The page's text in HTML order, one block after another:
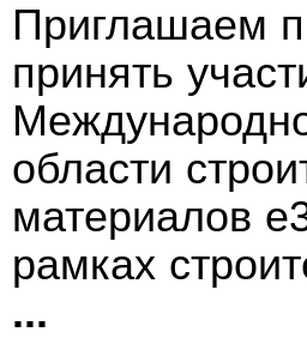
Приглашаем
принять
области
материалов
рамках
...